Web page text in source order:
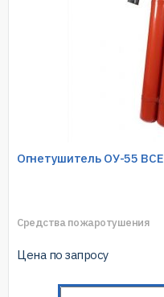
Огнетушитель ОУ-55 BCE
Средства пожаротушения
Цена по запросу